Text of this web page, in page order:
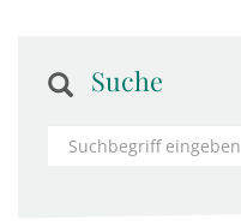
Suche